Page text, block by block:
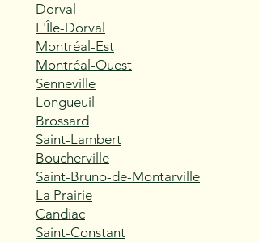
Dorval
L'Île-Dorval
Montréal-Est
Montréal-Ouest
Senneville
Longueuil
Brossard
Saint-Lambert
Boucherville
Saint-Bruno-de-Montarville
La Prairie
Candiac
Saint-Constant